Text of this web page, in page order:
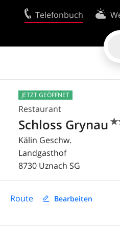
Telefonbuch
JETZT GEÖFFNET
Restaurant
Schloss Grynau
Kälin Geschw.
Landgasthof
8730 Uznach SG
Route Bearbeiten
Kontakt